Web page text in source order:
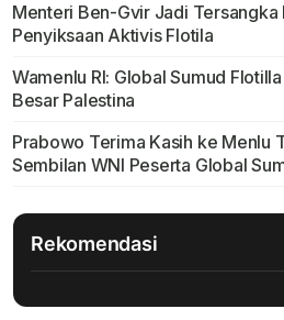
Menteri Ben-Gvir Jadi Tersangka
Penyiksaan Aktivis Flotila
Wamenlu RI: Global Sumud
Besar Palestina
Prabowo Terima Kasih ke Menlu
Sembilan WNI Peserta Global
Rekomendasi